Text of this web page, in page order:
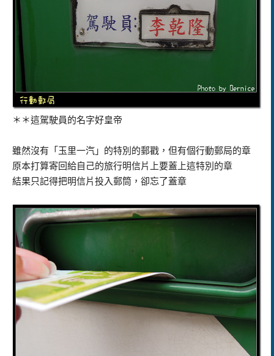
＊＊這駕駛員的名字好皇帝
雖然沒有「玉里一汽」的特別的郵戳，但有個行動郵局的章
原本打算寄回給自己的旅行明信片上要蓋上這特別的章
結果只記得把明信片投入郵筒，卻忘了蓋章